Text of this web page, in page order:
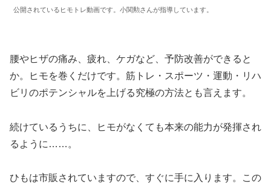
公開されているヒモトレ動画です。小関勲さんが指導しています。
腰やヒザの痛み、疲れ、ケガなど、予防改善ができると
か。ヒモを巻くだけです。筋トレ・スポーツ・運動・リハ
ビリのポテンシャルを上げる究極の方法とも言えます。
続けているうちに、ヒモがなくても本来の能力が発揮され
るように……。
ひもは市販されていますので、すぐに手に入ります。この